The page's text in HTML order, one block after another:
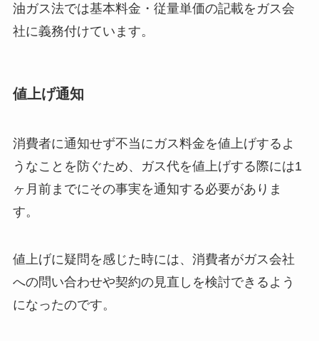
油ガス法では基本料金・従量単価の記載をガス会
社に義務付けています。
値上げ通知
消費者に通知せず不当にガス料金を値上げするよ
うなことを防ぐため、ガス代を値上げする際には1
ヶ月前までにその事実を通知する必要がありま
す。
値上げに疑問を感じた時には、消費者がガス会社
への問い合わせや契約の見直しを検討できるよう
になったのです。